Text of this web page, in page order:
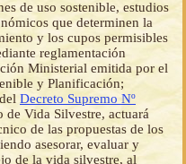
de uso sostenible, estudios
que determinen la
y los cupos permisibles
reglamentación
Ministerial emitida por el
y Planificación;
Decreto Supremo Nº
Vida Silvestre, actuará
de las propuestas de los
asesorar, evaluar y
de la vida silvestre, al